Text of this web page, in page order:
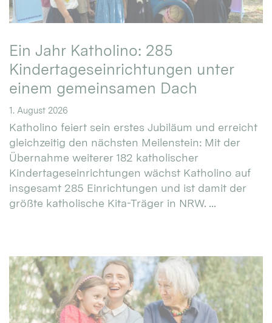
Ein Jahr Katholino: 285
Kindertageseinrichtungen unter
einem gemeinsamen Dach
1. August 2026
Katholino feiert sein erstes Jubiläum und erreicht
gleichzeitig den nächsten Meilenstein: Mit der
Übernahme weiterer 182 katholischer
Kindertageseinrichtungen wächst Katholino auf
insgesamt 285 Einrichtungen und ist damit der
größte katholische Kita-Träger in NRW. ...